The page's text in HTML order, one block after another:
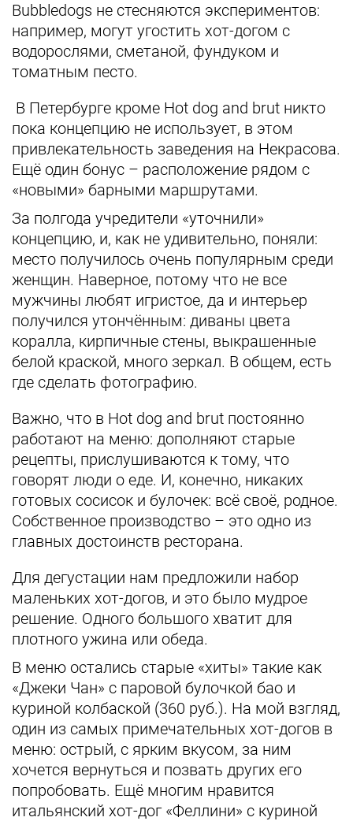
Bubbledogs не стесняются экспериментов:
например, могут угостить хот-догом с
водорослями, сметаной, фундуком и
томатным песто.
В Петербурге кроме Hot dog and brut никто
пока концепцию не использует, в этом
привлекательность заведения на Некрасова.
Ещё один бонус – расположение рядом с
«новыми» барными маршрутами.
За полгода учредители «уточнили»
концепцию, и, как не удивительно, поняли:
место получилось очень популярным среди
женщин. Наверное, потому что не все
мужчины любят игристое, да и интерьер
получился утончённым: диваны цвета
коралла, кирпичные стены, выкрашенные
белой краской, много зеркал. В общем, есть
где сделать фотографию.
Важно, что в Hot dog and brut постоянно
работают на меню: дополняют старые
рецепты, прислушиваются к тому, что
говорят люди о еде. И, конечно, никаких
готовых сосисок и булочек: всё своё, родное.
Собственное производство ­– это одно из
главных достоинств ресторана.
Для дегустации нам предложили набор
маленьких хот-догов, и это было мудрое
решение. Одного большого хватит для
плотного ужина или обеда.
В меню остались старые «хиты» такие как
«Джеки Чан» с паровой булочкой бао и
куриной колбаской (360 руб.). На мой взгляд,
один из самых примечательных хот-догов в
меню: острый, с ярким вкусом, за ним
хочется вернуться и позвать других его
попробовать. Ещё многим нравится
итальянский хот-дог «Феллини» с куриной